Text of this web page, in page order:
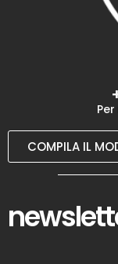
COMPILA IL